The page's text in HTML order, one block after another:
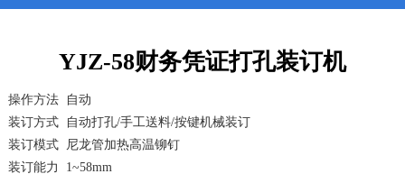
YJZ-58财务凭证打孔装订机
操作方法
自动
装订方式
自动打孔/手工送料/按键机械装订
装订模式
尼龙管加热高温铆钉
装订能力
1~58mm